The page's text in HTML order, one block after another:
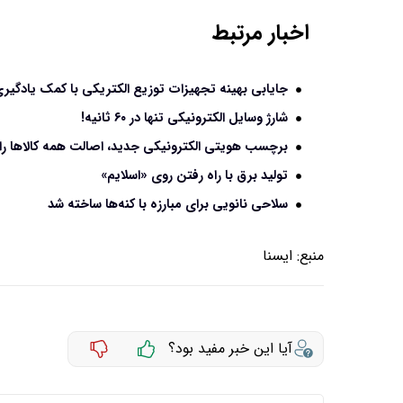
اخبار مرتبط
جایابی بهینه‌‏ تجهیزات توزیع الکتریکی با کمک
شارژ وسایل الکترونیکی تنها در ۶۰ ثانیه!
برچسب هویتی الکترونیکی جدید، اصالت همه
تولید برق با راه رفتن روی «اسلایم»
سلاحی نانویی برای مبارزه با کنه‌ها ساخته شد
منبع: ايسنا
آیا این خبر مفید بود؟